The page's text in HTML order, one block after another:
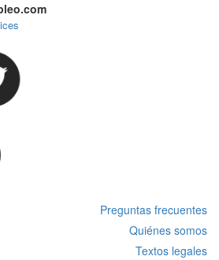
Preguntas frecuentes
Quiénes somos
Textos legales